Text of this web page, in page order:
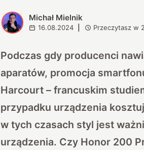
M Michał Mielnik
16.08.2024 Przeczytasz w
Podczas gdy producenci
aparatów, promocja
Harcourt – francuskim
przypadku urządzenia
w tych czasach styl jest
urządzenia. Czy Honor 200